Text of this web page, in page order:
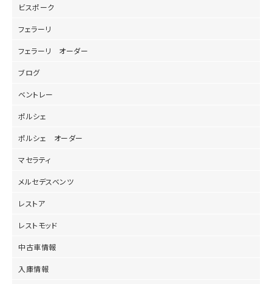
ビスポーク
フェラーリ
フェラーリ オーダー
ブログ
ベントレー
ポルシェ
ポルシェ オーダー
マセラティ
メルセデスベンツ
レストア
レストモッド
中古車情報
入庫情報